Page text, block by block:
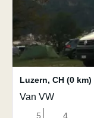
Luzern, CH (0 km)
Van VW
5 4